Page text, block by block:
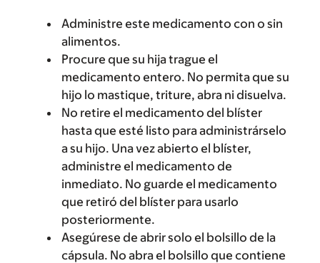
Administre este medicamento con o sin
alimentos.
Procure que su hija trague el
medicamento entero. No permita que su
hijo lo mastique, triture, abra ni disuelva.
No retire el medicamento del blíster
hasta que esté listo para administrárselo
a su hijo. Una vez abierto el blíster,
administre el medicamento de
inmediato. No guarde el medicamento
que retiró del blíster para usarlo
posteriormente.
Asegúrese de abrir solo el bolsillo de la
cápsula. No abra el bolsillo que contiene